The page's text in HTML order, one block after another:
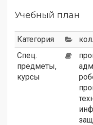
Учебный план
Категория
Спец.
предметы,
курсы